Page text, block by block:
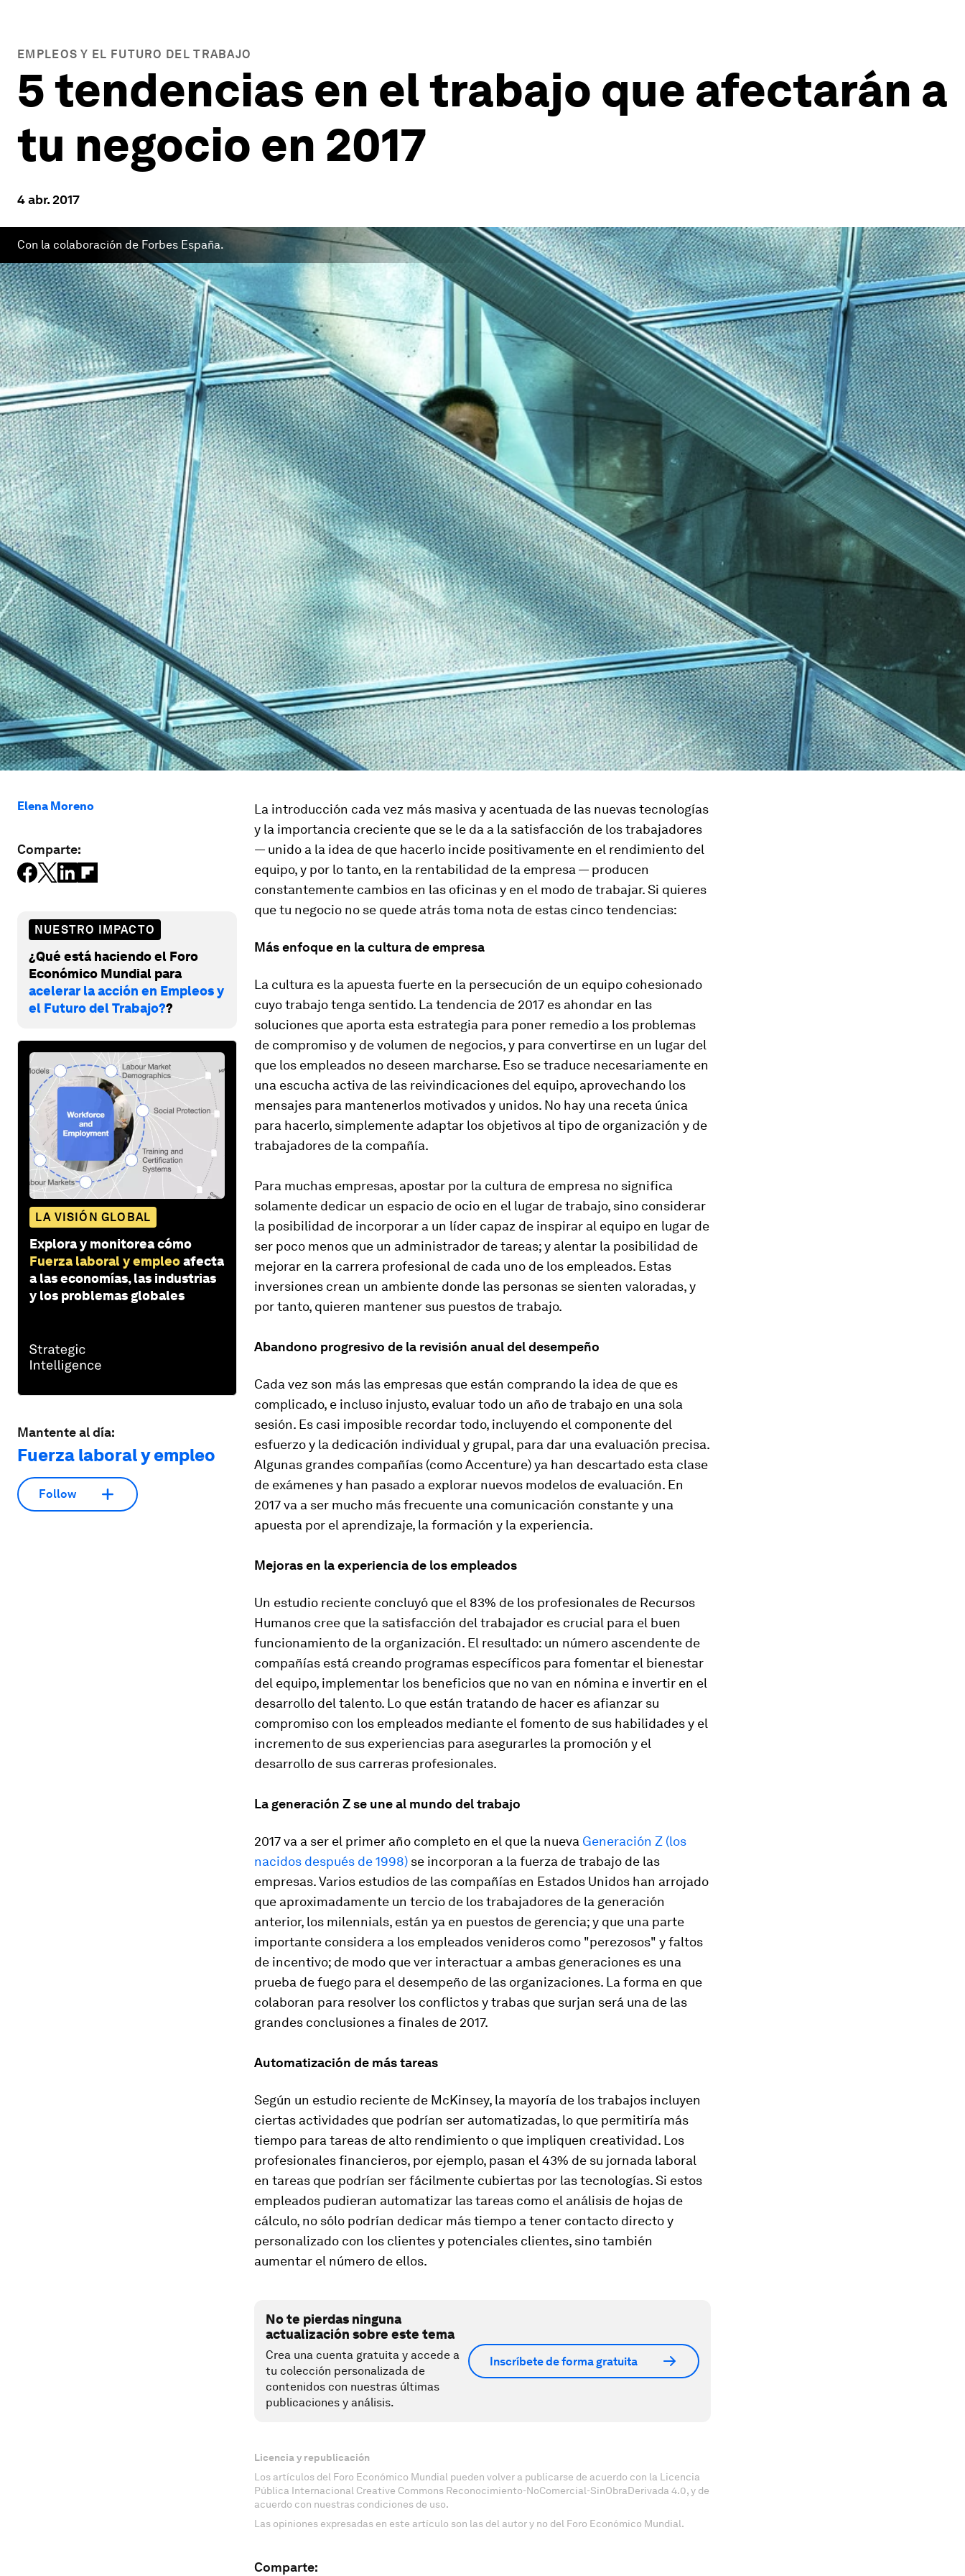
EMPLEOS Y EL FUTURO DEL TRABAJO
5 tendencias en el trabajo que afectarán a
tu negocio en 2017
4 abr. 2017
Con la colaboración de Forbes España.
Elena Moreno
Comparte:
NUESTRO IMPACTO
¿Qué está haciendo el Foro
Económico Mundial para
acelerar la acción en Empleos y
el Futuro del Trabajo??
LA VISIÓN GLOBAL
Explora y monitorea cómo
Fuerza laboral y empleoafecta
a las economías, las industrias
y los problemas globales
Mantente al día:
Fuerza laboral y empleo
Follow
La introducción cada vez más masiva y acentuada de las nuevas tecnologías
y la importancia creciente que se le da a la satisfacción de los trabajadores
— unido a la idea de que hacerlo incide positivamente en el rendimiento del
equipo, y por lo tanto, en la rentabilidad de la empresa — producen
constantemente cambios en las oficinas y en el modo de trabajar. Si quieres
que tu negocio no se quede atrás toma nota de estas cinco tendencias:
Más enfoque en la cultura de empresa
La cultura es la apuesta fuerte en la persecución de un equipo cohesionado
cuyo trabajo tenga sentido. La tendencia de 2017 es ahondar en las
soluciones que aporta esta estrategia para poner remedio a los problemas
de compromiso y de volumen de negocios, y para convertirse en un lugar del
que los empleados no deseen marcharse. Eso se traduce necesariamente en
una escucha activa de las reivindicaciones del equipo, aprovechando los
mensajes para mantenerlos motivados y unidos. No hay una receta única
para hacerlo, simplemente adaptar los objetivos al tipo de organización y de
trabajadores de la compañía.
Para muchas empresas, apostar por la cultura de empresa no significa
solamente dedicar un espacio de ocio en el lugar de trabajo, sino considerar
la posibilidad de incorporar a un líder capaz de inspirar al equipo en lugar de
ser poco menos que un administrador de tareas; y alentar la posibilidad de
mejorar en la carrera profesional de cada uno de los empleados. Estas
inversiones crean un ambiente donde las personas se sienten valoradas, y
por tanto, quieren mantener sus puestos de trabajo.
Abandono progresivo de la revisión anual del desempeño
Cada vez son más las empresas que están comprando la idea de que es
complicado, e incluso injusto, evaluar todo un año de trabajo en una sola
sesión. Es casi imposible recordar todo, incluyendo el componente del
esfuerzo y la dedicación individual y grupal, para dar una evaluación precisa.
Algunas grandes compañías (como Accenture) ya han descartado esta clase
de exámenes y han pasado a explorar nuevos modelos de evaluación. En
2017 va a ser mucho más frecuente una comunicación constante y una
apuesta por el aprendizaje, la formación y la experiencia.
Mejoras en la experiencia de los empleados
Un estudio reciente concluyó que el 83% de los profesionales de Recursos
Humanos cree que la satisfacción del trabajador es crucial para el buen
funcionamiento de la organización. El resultado: un número ascendente de
compañías está creando programas específicos para fomentar el bienestar
del equipo, implementar los beneficios que no van en nómina e invertir en el
desarrollo del talento. Lo que están tratando de hacer es afianzar su
compromiso con los empleados mediante el fomento de sus habilidades y el
incremento de sus experiencias para asegurarles la promoción y el
desarrollo de sus carreras profesionales.
La generación Z se une al mundo del trabajo
2017 va a ser el primer año completo en el que la nueva Generación Z (los
nacidos después de 1998) se incorporan a la fuerza de trabajo de las
empresas. Varios estudios de las compañías en Estados Unidos han arrojado
que aproximadamente un tercio de los trabajadores de la generación
anterior, los milennials, están ya en puestos de gerencia; y que una parte
importante considera a los empleados venideros como "perezosos" y faltos
de incentivo; de modo que ver interactuar a ambas generaciones es una
prueba de fuego para el desempeño de las organizaciones. La forma en que
colaboran para resolver los conflictos y trabas que surjan será una de las
grandes conclusiones a finales de 2017.
Automatización de más tareas
Según un estudio reciente de McKinsey, la mayoría de los trabajos incluyen
ciertas actividades que podrían ser automatizadas, lo que permitiría más
tiempo para tareas de alto rendimiento o que impliquen creatividad. Los
profesionales financieros, por ejemplo, pasan el 43% de su jornada laboral
en tareas que podrían ser fácilmente cubiertas por las tecnologías. Si estos
empleados pudieran automatizar las tareas como el análisis de hojas de
cálculo, no sólo podrían dedicar más tiempo a tener contacto directo y
personalizado con los clientes y potenciales clientes, sino también
aumentar el número de ellos.
No te pierdas ninguna
actualización sobre este tema
Crea una cuenta gratuita y accede a
tu colección personalizada de
contenidos con nuestras últimas
publicaciones y análisis.
Inscríbete de forma gratuita
Licencia y republicación
Los artículos del Foro Económico Mundial pueden volver a publicarse de acuerdo con la Licencia
Pública Internacional Creative Commons Reconocimiento-NoComercial-SinObraDerivada 4.0, y de
acuerdo con nuestras condiciones de uso.
Las opiniones expresadas en este artículo son las del autor y no del Foro Económico Mundial.
Comparte: